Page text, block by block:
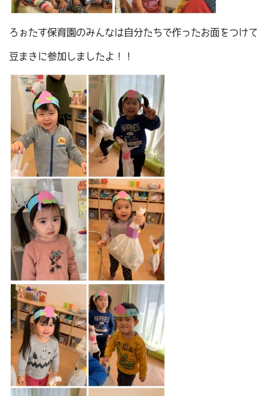
ろぉたす保育園のみんなは自分たちで作ったお面をつけて
豆まきに参加しましたよ！！